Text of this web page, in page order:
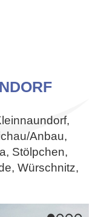
Anbau,
Stölpchen,
Würschnitz,